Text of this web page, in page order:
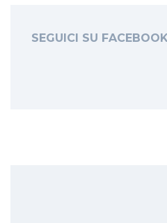
SEGUICI SU FACEBOOK